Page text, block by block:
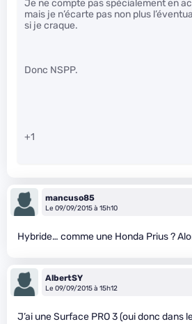
Je ne compte pas spécialement en
mais je n’écarte pas non plus
si je craque.
Donc NSPP.
+1
mancuso85
Le 09/09/2015 à 15h10
Hybride… comme une Honda Prius ?
AlbertSY
Le 09/09/2015 à 15h12
J’ai une Surface PRO 3 (oui donc dans